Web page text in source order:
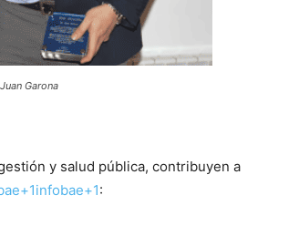
Garona
y salud pública, contribuyen a
: